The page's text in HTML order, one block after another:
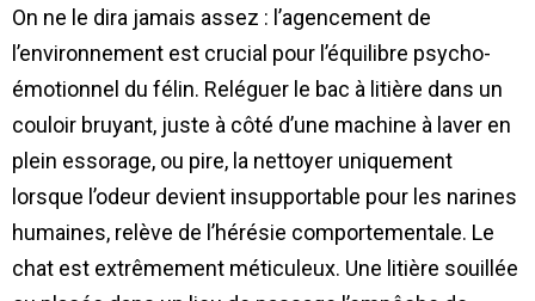
On ne le dira jamais assez : l’agencement de
l’environnement est crucial pour l’équilibre psycho-
émotionnel du félin. Reléguer le bac à litière dans un
couloir bruyant, juste à côté d’une machine à laver en
plein essorage, ou pire, la nettoyer uniquement
lorsque l’odeur devient insupportable pour les narines
humaines, relève de l’hérésie comportementale. Le
chat est extrêmement méticuleux. Une litière souillée